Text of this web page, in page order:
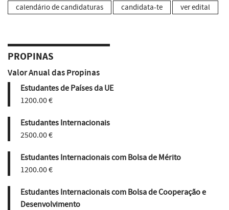
calendário de candidaturas candidata-te ver edital
PROPINAS
Valor Anual das Propinas
Estudantes de Países da UE
1200.00 €
Estudantes Internacionais
2500.00 €
Estudantes Internacionais com Bolsa de Mérito
1200.00 €
Estudantes Internacionais com Bolsa de Cooperação e
Desenvolvimento